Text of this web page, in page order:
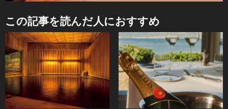
この記事を読んだ人におすすめ